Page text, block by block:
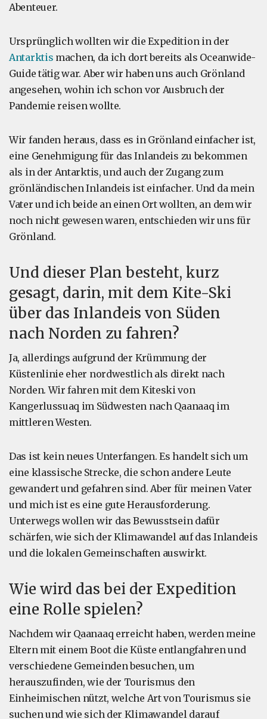
Abenteuer.
Ursprünglich wollten wir die Expedition in der
Antarktis machen, da ich dort bereits als Oceanwide-
Guide tätig war. Aber wir haben uns auch Grönland
angesehen, wohin ich schon vor Ausbruch der
Pandemie reisen wollte.
Wir fanden heraus, dass es in Grönland einfacher ist,
eine Genehmigung für das Inlandeis zu bekommen
als in der Antarktis, und auch der Zugang zum
grönländischen Inlandeis ist einfacher. Und da mein
Vater und ich beide an einen Ort wollten, an dem wir
noch nicht gewesen waren, entschieden wir uns für
Grönland.
Und dieser Plan besteht, kurz
gesagt, darin, mit dem Kite-Ski
über das Inlandeis von Süden
nach Norden zu fahren?
Ja, allerdings aufgrund der Krümmung der
Küstenlinie eher nordwestlich als direkt nach
Norden. Wir fahren mit dem Kiteski von
Kangerlussuaq im Südwesten nach Qaanaaq im
mittleren Westen.
Das ist kein neues Unterfangen. Es handelt sich um
eine klassische Strecke, die schon andere Leute
gewandert und gefahren sind. Aber für meinen Vater
und mich ist es eine gute Herausforderung.
Unterwegs wollen wir das Bewusstsein dafür
schärfen, wie sich der Klimawandel auf das Inlandeis
und die lokalen Gemeinschaften auswirkt.
Wie wird das bei der Expedition
eine Rolle spielen?
Nachdem wir Qaanaaq erreicht haben, werden meine
Eltern mit einem Boot die Küste entlangfahren und
verschiedene Gemeinden besuchen, um
herauszufinden, wie der Tourismus den
Einheimischen nützt, welche Art von Tourismus sie
suchen und wie sich der Klimawandel darauf